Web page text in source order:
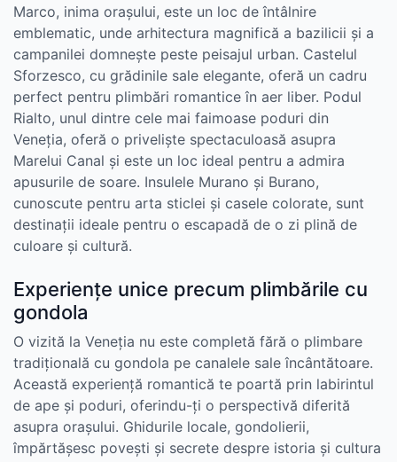
Marco, inima orașului, este un loc de întâlnire
emblematic, unde arhitectura magnifică a bazilicii și a
campanilei domnește peste peisajul urban. Castelul
Sforzesco, cu grădinile sale elegante, oferă un cadru
perfect pentru plimbări romantice în aer liber. Podul
Rialto, unul dintre cele mai faimoase poduri din
Veneția, oferă o priveliște spectaculoasă asupra
Marelui Canal și este un loc ideal pentru a admira
apusurile de soare. Insulele Murano și Burano,
cunoscute pentru arta sticlei și casele colorate, sunt
destinații ideale pentru o escapadă de o zi plină de
culoare și cultură.
Experiențe unice precum plimbările cu
gondola
O vizită la Veneția nu este completă fără o plimbare
tradițională cu gondola pe canalele sale încântătoare.
Această experiență romantică te poartă prin labirintul
de ape și poduri, oferindu-ți o perspectivă diferită
asupra orașului. Ghidurile locale, gondolierii,
împărtășesc povești și secrete despre istoria și cultura